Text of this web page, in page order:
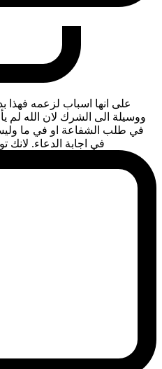
على انها اسباب لزعمه فهذا
ووسيلة الى الشرك لان الله لم
في طلب الشفاعة او في ما
في اجابة الدعاء. لانك